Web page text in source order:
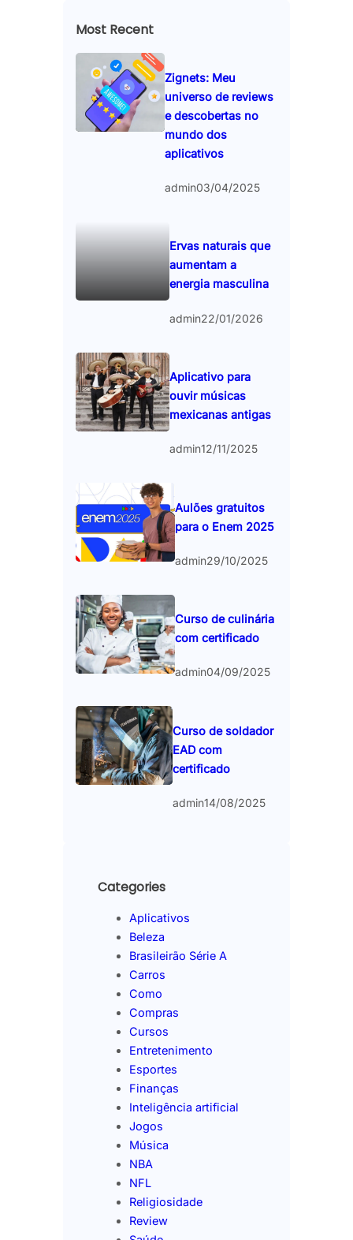
Most Recent
Zignets: Meu
universo de reviews
e descobertas no
mundo dos
aplicativos
admin03/04/2025
Ervas naturais que
aumentam a
energia masculina
admin22/01/2026
Aplicativo para
ouvir músicas
mexicanas antigas
admin12/11/2025
Aulões gratuitos
para o Enem 2025
admin29/10/2025
Curso de culinária
com certificado
admin04/09/2025
Curso de soldador
EAD com
certificado
admin14/08/2025
Categories
Aplicativos
Beleza
Brasileirão Série A
Carros
Como
Compras
Cursos
Entretenimento
Esportes
Finanças
Inteligência artificial
Jogos
Música
NBA
NFL
Religiosidade
Review